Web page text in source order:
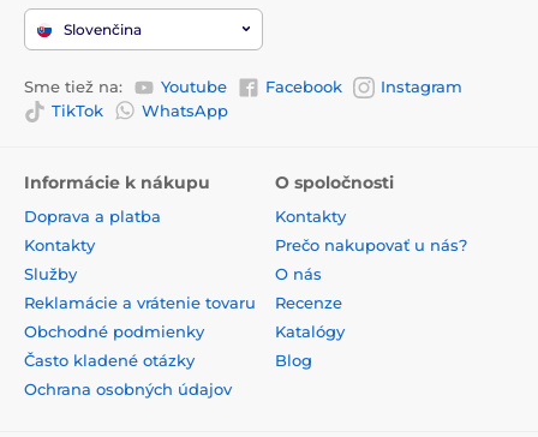
Slovenčina
Sme tiež na: Youtube Facebook
Instagram
TikTok
WhatsApp
Informácie k nákupu
Doprava a platba
Kontakty
Služby
Reklamácie a vrátenie tovaru
Obchodné podmienky
Často kladené otázky
Ochrana osobných údajov
O spoločnosti
Kontakty
Prečo nakupovať u nás?
O nás
Recenze
Katalógy
Blog